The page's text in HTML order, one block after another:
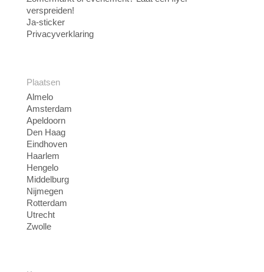
verspreiden!
Ja-sticker
Privacyverklaring
Plaatsen
Almelo
Amsterdam
Apeldoorn
Den Haag
Eindhoven
Haarlem
Hengelo
Middelburg
Nijmegen
Rotterdam
Utrecht
Zwolle